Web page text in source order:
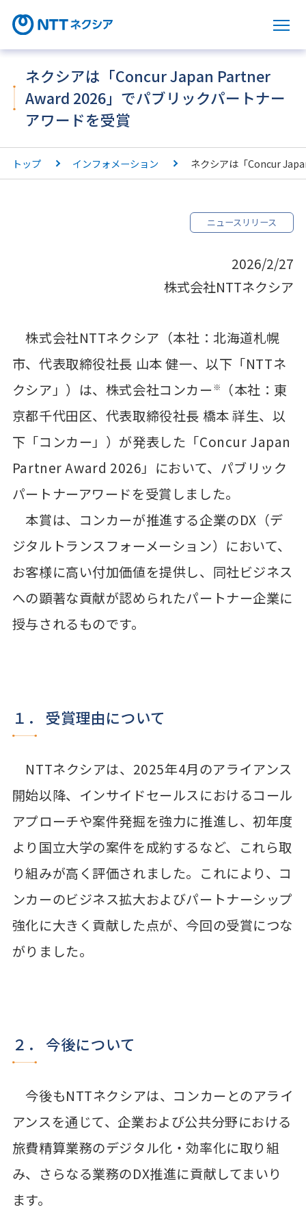
サ
ネクシアは「Concur Japan Partner
Award 2026」でパブリックパートナー
アワードを受賞
トップ インフォメーション ネクシアは「Concur
ニュースリリース
2026/2/27
株式会社NTTネクシア
株式会社NTTネクシア（本社：北海道札幌
市、代表取締役社長 山本 健一、以下「NTTネ
クシア」）は、株式会社コンカー※
（本社：東
京都千代田区、代表取締役社長 橋本 祥生、以
下「コンカー」）が発表した「Concur Japan
Partner Award 2026」において、パブリック
パートナーアワードを受賞しました。
本賞は、コンカーが推進する企業のDX（デ
ジタルトランスフォーメーション）において、
お客様に高い付加価値を提供し、同社ビジネス
への顕著な貢献が認められたパートナー企業に
授与されるものです。
１． 受賞理由について
NTTネクシアは、2025年4月のアライアンス
開始以降、インサイドセールスにおけるコール
アプローチや案件発掘を強力に推進し、初年度
より国立大学の案件を成約するなど、これら取
り組みが高く評価されました。これにより、コ
ンカーのビジネス拡大およびパートナーシップ
強化に大きく貢献した点が、今回の受賞につな
がりました。
２． 今後について
今後もNTTネクシアは、コンカーとのアライ
アンスを通じて、企業および公共分野における
旅費精算業務のデジタル化・効率化に取り組
み、さらなる業務のDX推進に貢献してまいり
ます。